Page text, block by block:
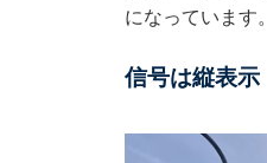
になっています。
信号は縦表示